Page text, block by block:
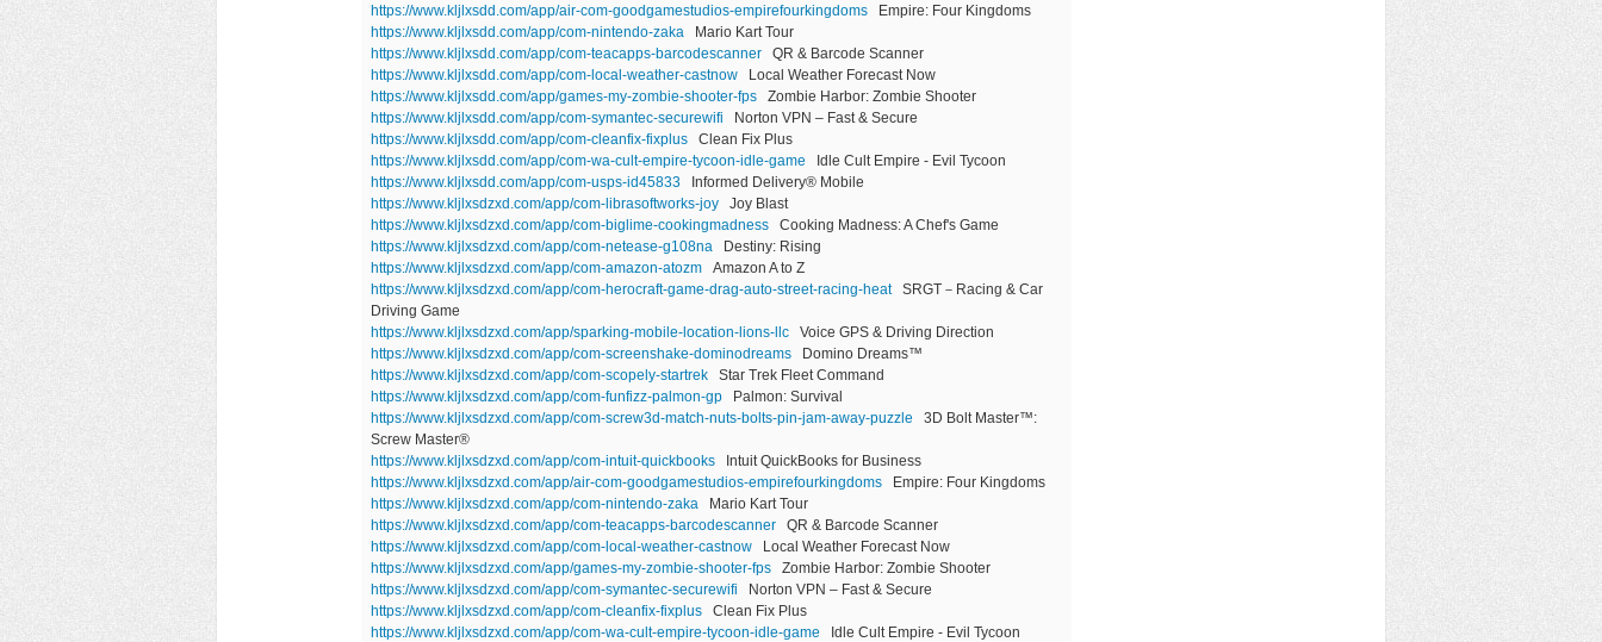
https://www.kljlxsdd.com/app/air-com-goodgamestudios-empirefourkingdoms Empire: Four Kingdoms
https://www.kljlxsdd.com/app/com-nintendo-zaka Mario Kart Tour
https://www.kljlxsdd.com/app/com-teacapps-barcodescanner QR & Barcode Scanner
https://www.kljlxsdd.com/app/com-local-weather-castnow Local Weather Forecast Now
https://www.kljlxsdd.com/app/games-my-zombie-shooter-fps Zombie Harbor: Zombie Shooter
https://www.kljlxsdd.com/app/com-symantec-securewifi Norton VPN – Fast & Secure
https://www.kljlxsdd.com/app/com-cleanfix-fixplus Clean Fix Plus
https://www.kljlxsdd.com/app/com-wa-cult-empire-tycoon-idle-game Idle Cult Empire - Evil Tycoon
https://www.kljlxsdd.com/app/com-usps-id45833 Informed Delivery® Mobile
https://www.kljlxsdzxd.com/app/com-librasoftworks-joy Joy Blast
https://www.kljlxsdzxd.com/app/com-biglime-cookingmadness Cooking Madness: A Chef's Game
https://www.kljlxsdzxd.com/app/com-netease-g108na Destiny: Rising
https://www.kljlxsdzxd.com/app/com-amazon-atozm Amazon A to Z
https://www.kljlxsdzxd.com/app/com-herocraft-game-drag-auto-street-racing-heatSRGT－Racing & Car
Driving Game
https://www.kljlxsdzxd.com/app/sparking-mobile-location-lions-llc Voice GPS & Driving Direction
https://www.kljlxsdzxd.com/app/com-screenshake-dominodreams Domino Dreams™
https://www.kljlxsdzxd.com/app/com-scopely-startrek Star Trek Fleet Command
https://www.kljlxsdzxd.com/app/com-funfizz-palmon-gp Palmon: Survival
https://www.kljlxsdzxd.com/app/com-screw3d-match-nuts-bolts-pin-jam-away-puzzle 3D Bolt Master™:
Screw Master®
https://www.kljlxsdzxd.com/app/com-intuit-quickbooks Intuit QuickBooks for Business
https://www.kljlxsdzxd.com/app/air-com-goodgamestudios-empirefourkingdoms Empire: Four Kingdoms
https://www.kljlxsdzxd.com/app/com-nintendo-zaka Mario Kart Tour
https://www.kljlxsdzxd.com/app/com-teacapps-barcodescanner QR & Barcode Scanner
https://www.kljlxsdzxd.com/app/com-local-weather-castnow Local Weather Forecast Now
https://www.kljlxsdzxd.com/app/games-my-zombie-shooter-fps Zombie Harbor: Zombie Shooter
https://www.kljlxsdzxd.com/app/com-symantec-securewifi Norton VPN – Fast & Secure
https://www.kljlxsdzxd.com/app/com-cleanfix-fixplus Clean Fix Plus
https://www.kljlxsdzxd.com/app/com-wa-cult-empire-tycoon-idle-game Idle Cult Empire - Evil Tycoon